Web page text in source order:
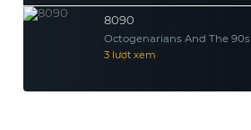
8090
Octogenarians And The 90s
3 lượt xem